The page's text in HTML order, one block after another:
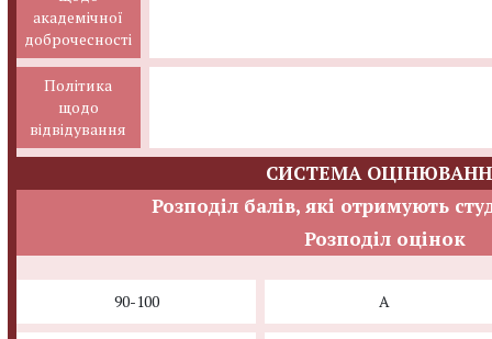
академічної
доброчесності
Політика
щодо
відвідування
СИСТЕМА
Розподіл балів, які отримують
Розподіл оцінок
90-100 A